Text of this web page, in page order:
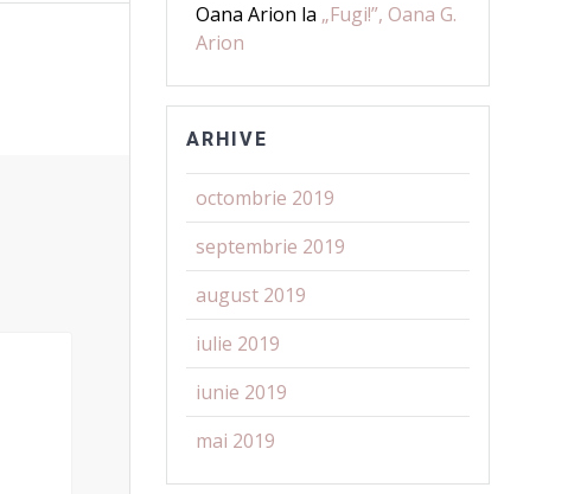
Oana Arion la „Fugi!”, Oana G.
Arion
ARHIVE
octombrie 2019
septembrie 2019
august 2019
iulie 2019
iunie 2019
mai 2019